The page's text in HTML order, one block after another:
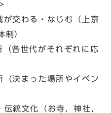
交わる・なじむ（上京
制）
各世代がそれぞれに応
決まった場所やイベン
統文化（お寺，神社，